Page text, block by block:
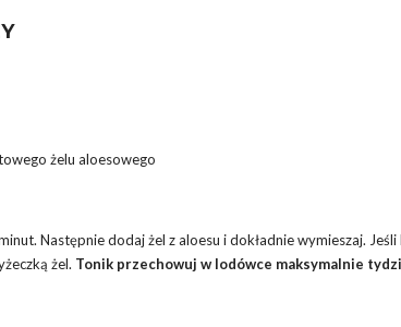
żelu aloesowego
Następnie dodaj żel z aloesu i dokładnie wymieszaj.
żel. Tonik przechowuj w lodówce maksymalnie